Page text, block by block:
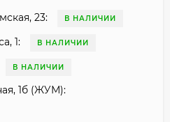
23: В НАЛИЧИИ
1: В НАЛИЧИИ
В НАЛИЧИИ
1б (ЖУМ):